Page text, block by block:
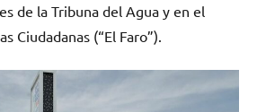
de la Tribuna del Agua y en el
Ciudadanas (“El Faro”).